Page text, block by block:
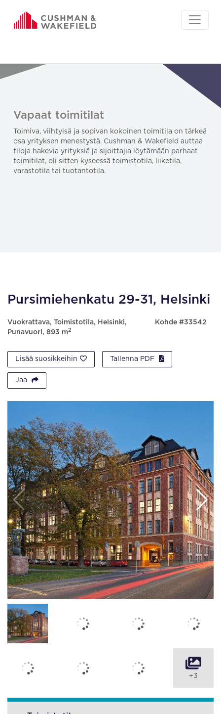
Vapaat toimitilat
Toimiva, viihtyisä ja sopivan kokoinen toimitila on tärkeä
osa yrityksen menestystä. Cushman & Wakefield auttaa
tiloja hakevia yrityksiä ja sijoittajia löytämään parhaat
toimitilat, oli sitten kyseessä toimistotila, liiketila,
varastotila tai tuotantotila.
Pursimiehenkatu 29-31, Helsinki
Vuokrattava, Toimistotila, Helsinki,
Punavuori, 893 m2
Kohde #33542
Lisää suosikkeihin Tallenna PDF
Jaa
+3